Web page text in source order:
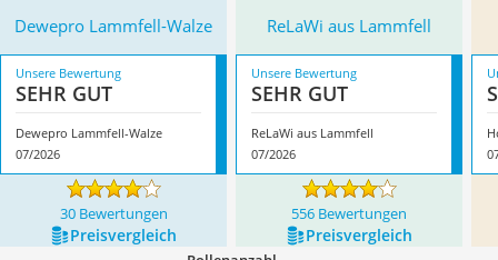
Dewepro Lammfell-Walze ReLaWi aus Lammfell
Unsere Bewertung
SEHR GUT
Dewepro Lammfell-Walze
07/2026
Unsere Bewertung
SEHR GUT
ReLaWi aus Lammfell
07/2026
30 Bewertungen 556 Bewertungen
Preis­vergleich Preis­vergleich